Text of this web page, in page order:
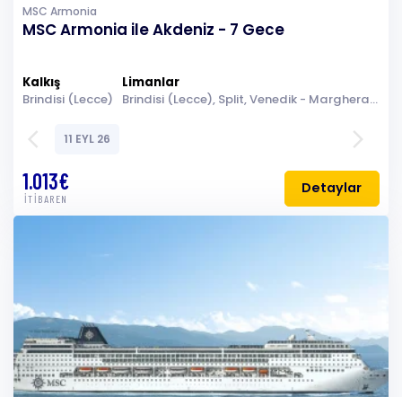
MSC Armonia
MSC Armonia ile Akdeniz - 7 Gece
Kalkış
Brindisi (Lecce)
Limanlar
Brindisi (Lecce), Split, Venedik - Marghera, Denizde Seyir, Dubrovnik, Korfu, Kotor, Brindisi (Lecce)
arrow_back_ios 11 EYL 26 arrow_forward_ios
1.013€
İTİBAREN
Detaylar